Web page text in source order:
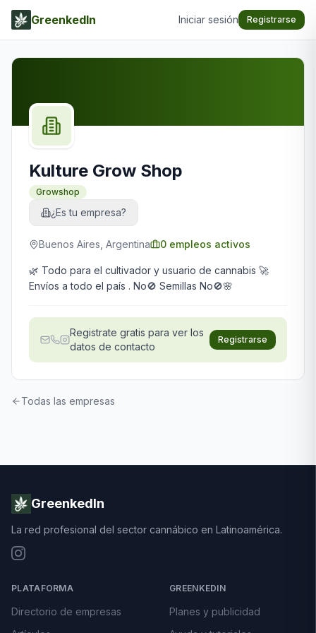
GreenkedIn Iniciar sesión Registrarse
Kulture Grow Shop
Growshop
¿Es tu empresa?
Buenos Aires, Argentina 0 empleos activos
🌿 Todo para el cultivador y usuario de cannabis 🚀
Envíos a todo el país . No🚫 Semillas No🚫🌸
Registrate gratis para ver los
datos de contacto
Registrarse
Todas las empresas
GreenkedIn
La red profesional del sector cannábico en Latinoamérica.
PLATAFORMA
Directorio de empresas
GREENKEDIN
Planes y publicidad